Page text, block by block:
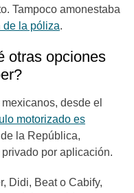
Tampoco amonestaba
de la póliza.
otras opciones
desde el
motorizado es
la República,
por aplicación.
Didi, Beat o Cabify,